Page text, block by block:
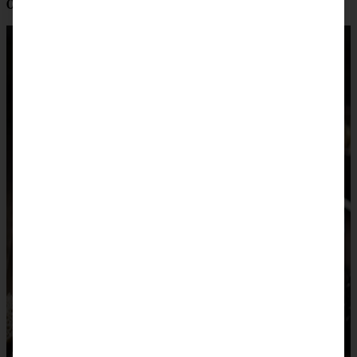
Ofen backen und so zur Suppe reichen.